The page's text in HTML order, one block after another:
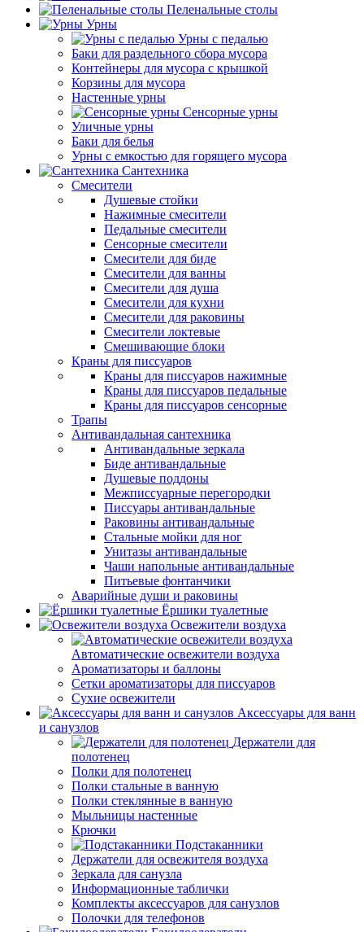
Пеленальные столы
Урны
Урны с педалью
Баки для раздельного сбора мусора
Контейнеры для мусора с крышкой
Корзины для мусора
Настенные урны
Сенсорные урны
Уличные урны
Баки для белья
Урны с емкостью для горящего мусора
Сантехника
Смесители
Душевые стойки
Нажимные смесители
Педальные смесители
Сенсорные смесители
Смесители для биде
Смесители для ванны
Смесители для душа
Смесители для кухни
Смесители для раковины
Смесители локтевые
Смешивающие блоки
Краны для писсуаров
Краны для писсуаров нажимные
Краны для писсуаров педальные
Краны для писсуаров сенсорные
Трапы
Антивандальная сантехника
Антивандальные зеркала
Биде антивандальные
Душевые поддоны
Межписсуарные перегородки
Писсуары антивандальные
Раковины антивандальные
Стальные мойки для ног
Унитазы антивандальные
Чаши напольные антивандальные
Питьевые фонтанчики
Аварийные души и раковины
Ёршики туалетные
Освежители воздуха
Автоматические освежители воздуха
Ароматизаторы и баллоны
Сетки ароматизаторы для писсуаров
Сухие освежители
Аксессуары для ванн
и санузлов
Держатели для
полотенец
Полки для полотенец
Полки стальные в ванную
Полки стеклянные в ванную
Мыльницы настенные
Крючки
Подстаканники
Держатели для освежителя воздуха
Зеркала для санузла
Информационные таблички
Комплекты аксессуаров для санузлов
Полочки для телефонов